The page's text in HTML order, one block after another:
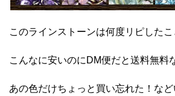
このラインストーンは何度リピしたこ
こんなに安いのにDM便だと送料無料
あの色だけちょっと買い忘れた！な